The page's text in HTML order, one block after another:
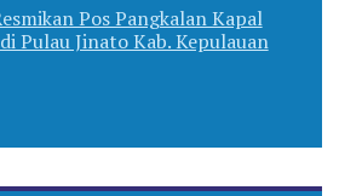
Pos Pangkalan Kapal
Pulau Jinato Kab. Kepulauan